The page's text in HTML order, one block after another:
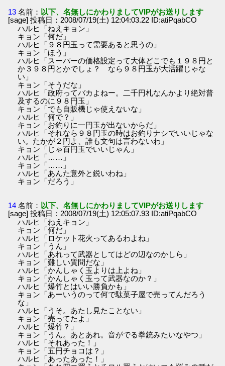
13 名前： 以下、名無しにかわりましてVIPがお送りします
[sage] 投稿日：2008/07/19(土) 12:04:03.22 ID:atiPqabCO
ハルヒ「ねえキョン」
キョン「何だ」
ハルヒ「９８円玉って需要あると思うの」
キョン「ほう」
ハルヒ「スーパーの価格設定って大体どこでも１９８円と
か３９８円とかでしょ？ なら９８円玉が大活躍じゃな
い」
キョン「そうだな」
ハルヒ「政府ってバカよねー。二千円札なんかより絶対普
及するのに９８円玉」
キョン「でも自販機じゃ使えないな」
ハルヒ「何で？」
キョン「お釣りに一円玉が出ないからだ」
ハルヒ「それなら９８円玉の時はお釣りナシでいいじゃな
い。たかが２円よ、誰も文句は言わないわ」
キョン「じゃ百円玉でいいじゃん」
ハルヒ「……」
キョン「……」
ハルヒ「あんた意外と鋭いわね」
キョン「だろう」
14 名前： 以下、名無しにかわりましてVIPがお送りします
[sage] 投稿日：2008/07/19(土) 12:05:07.93 ID:atiPqabCO
ハルヒ「ねえキョン」
キョン「何だ」
ハルヒ「ロケット花火ってあるわよね」
キョン「うん」
ハルヒ「あれって武器としてはどの辺なのかしら」
キョン「難しい質問だな」
ハルヒ「かんしゃく玉よりは上よね」
キョン「かんしゃく玉って武器なのか？」
ハルヒ「爆竹とはいい勝負かも」
キョン「あーいうのって何で駄菓子屋で売ってんだろう
な」
ハルヒ「うそ。あたし見たことない」
キョン「売ってたよ」
ハルヒ「爆竹？」
キョン「うん。あとあれ。音がでる拳銃みたいなやつ」
ハルヒ「それあった！」
キョン「五円チョコは？」
ハルヒ「あったあった！」